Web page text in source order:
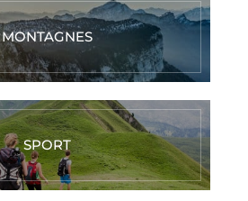
MONTAGNES
SPORT